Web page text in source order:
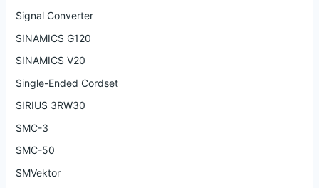
Signal Converter
SINAMICS G120
SINAMICS V20
Single-Ended Cordset
SIRIUS 3RW30
SMC-3
SMC-50
SMVektor